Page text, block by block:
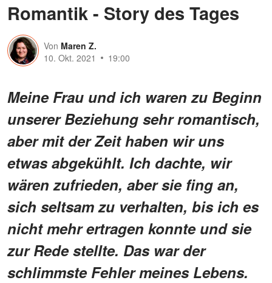
Romantik - Story des Tages
Von Maren Z.
10. Okt. 2021
19:00
Meine Frau und ich waren zu Beginn
unserer Beziehung sehr romantisch,
aber mit der Zeit haben wir uns
etwas abgekühlt. Ich dachte, wir
wären zufrieden, aber sie fing an,
sich seltsam zu verhalten, bis ich es
nicht mehr ertragen konnte und sie
zur Rede stellte. Das war der
schlimmste Fehler meines Lebens.